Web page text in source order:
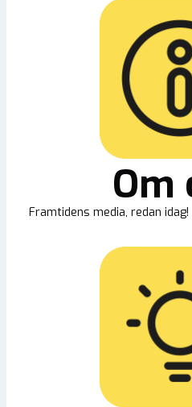
Om
Framtidens media, redan